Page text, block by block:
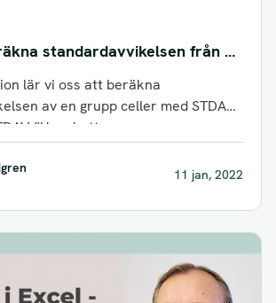
standardavvikelsen från en
lär vi oss att beräkna
av en grupp celler med STDAV.
”Uppskattar
baserat...
11 jan, 2022